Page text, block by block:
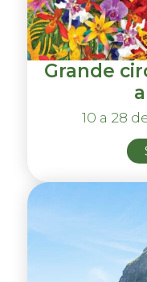
Grande
10 a 28